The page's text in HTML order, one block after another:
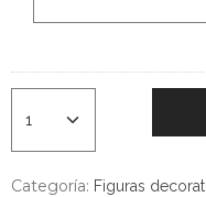
Categoría: Figuras